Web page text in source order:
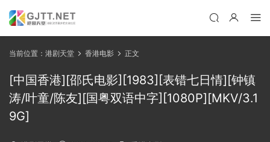
当前位置： 港剧天堂 香港电影 正文
[中国香港][邵氏电影][1983][表错七日情][钟镇
涛/叶童/陈友][国粤双语中字][1080P][MKV/3.1
9G]